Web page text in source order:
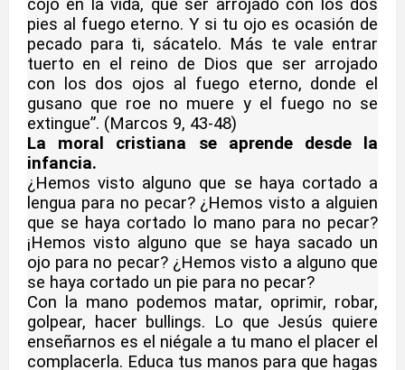
cojo en la vida, que ser arrojado con los dos
pies al fuego eterno. Y si tu ojo es ocasión de
pecado para ti, sácatelo. Más te vale entrar
tuerto en el reino de Dios que ser arrojado
con los dos ojos al fuego eterno, donde el
gusano que roe no muere y el fuego no se
extingue”. (Marcos 9, 43-48)
La moral cristiana se aprende desde la
infancia.
¿Hemos visto alguno que se haya cortado a
lengua para no pecar? ¿Hemos visto a alguien
que se haya cortado lo mano para no pecar?
¡Hemos visto alguno que se haya sacado un
ojo para no pecar? ¿Hemos visto a alguno que
se haya cortado un pie para no pecar?
Con la mano podemos matar, oprimir, robar,
golpear, hacer bullings. Lo que Jesús quiere
enseñarnos es el niégale a tu mano el placer el
complacerla. Educa tus manos para que hagas